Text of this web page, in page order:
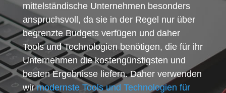
mittelständische Unternehmen besonders
anspruchsvoll, da sie in der Regel nur über
begrenzte Budgets verfügen und daher
Tools und Technologien benötigen, die für ihr
Unternehmen die kostengünstigsten und
besten Ergebnisse liefern. Daher verwenden
wirmodernste Tools und Technologien für